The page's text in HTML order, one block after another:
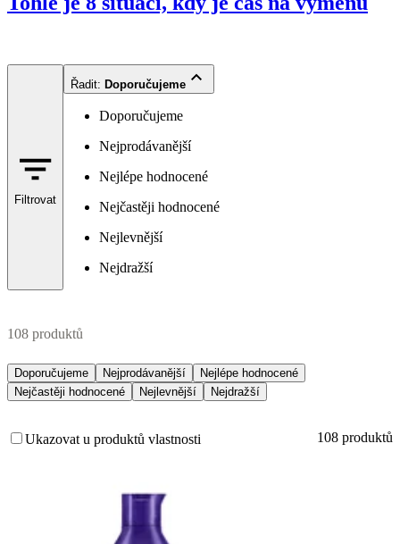
Filtrovat
Řadit: Doporučujeme
Doporučujeme
Nejprodávanější
Nejlépe hodnocené
Nejčastěji hodnocené
Nejlevnější
Nejdražší
108 produktů
Doporučujeme Nejprodávanější
Nejlépe hodnocené
Nejčastěji hodnocené
Nejlevnější Nejdražší
Ukazovat u produktů vlastnosti 108 produktů